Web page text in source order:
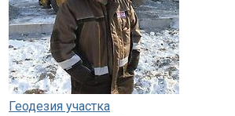
Геодезия участка